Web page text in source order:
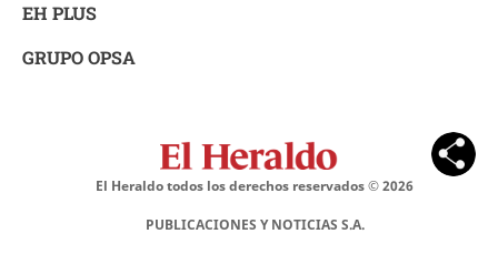
EH PLUS
GRUPO OPSA
El Heraldo todos los derechos reservados ©2026
PUBLICACIONES Y NOTICIAS S.A.